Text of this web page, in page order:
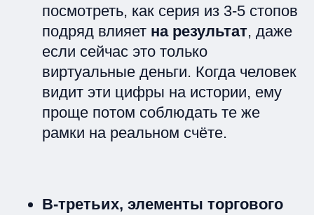
посмотреть, как серия из 3-5 стопов
подряд влияет на результат, даже
если сейчас это только
виртуальные деньги. Когда человек
видит эти цифры на истории, ему
проще потом соблюдать те же
рамки на реальном счёте.
В-третьих, элементы торгового